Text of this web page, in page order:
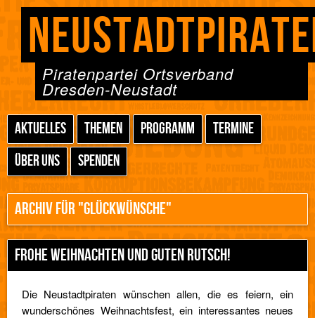
Piratenpartei Ortsverband
Dresden-Neustadt
AKTUELLES THEMEN PROGRAMM
TERMINE
ÜBER UNS
SPENDEN
ARCHIV FÜR "GLÜCKWÜNSCHE"
FROHE WEIHNACHTEN UND GUTEN RUTSCH!
Die Neustadtpiraten wünschen allen, die es feiern, ein
wunderschönes Weihnachtsfest, ein interessantes neues